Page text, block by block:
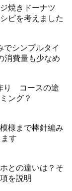
ジ焼きドーナツ
ピを考えました
でシンプルタイ
消費量も少なめ
り コースの途
ング？
様まで棒針編み
す
との違いは？そ
を説明